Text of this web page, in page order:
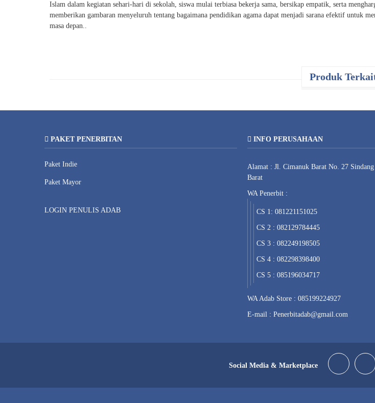
Islam dalam kegiatan sehari-hari di sekolah, siswa mulai terbiasa bekerja sama, bersikap empatik, serta
memberikan gambaran menyeluruh tentang bagaimana pendidikan agama dapat menjadi sarana efektif untuk
masa depan..
Produk
PAKET PENERBITAN
Paket Indie
Paket Mayor
LOGIN PENULIS ADAB
INFO PERUSAHAAN
Alamat : Jl. Cimanuk Barat No. 27 Sindang
Barat
WA Penerbit :
CS 1: 081221151025
CS 2 : 082129784445
CS 3 : 082249198505
CS 4 : 082298398400
CS 5 : 085196034717
WA Adab Store : 085199224927
E-mail : Penerbitadab@gmail.com
Social Media & Marketplace